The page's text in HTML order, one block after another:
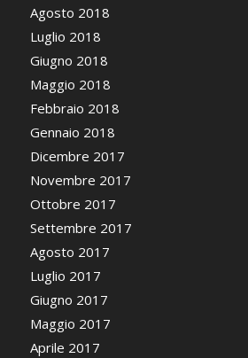
Agosto 2018
Luglio 2018
Giugno 2018
Maggio 2018
Febbraio 2018
Gennaio 2018
Dicembre 2017
Novembre 2017
Ottobre 2017
Settembre 2017
Agosto 2017
Luglio 2017
Giugno 2017
Maggio 2017
Aprile 2017